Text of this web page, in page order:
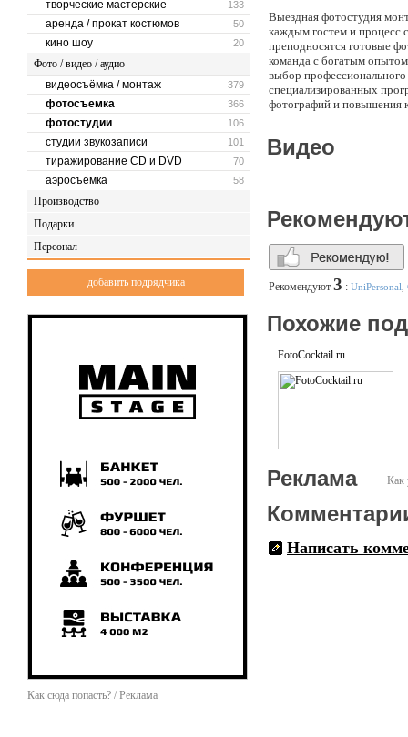
133
творческие мастерские
50
аренда / прокат костюмов
20
кино шоу
Фото / видео / аудио
379
видеосъёмка / монтаж
366
фотосъемка
106
фотостудии
101
студии звукозаписи
70
тиражирование CD и DVD
58
аэросъемка
Производство
Подарки
Персонал
добавить подрядчика
Как сюда попасть? / Реклама
Выездная фотостудия
каждым гостем и процесс
преподносятся готовые
команда с богатым
выбор
специализированных
фотографий и повышения
материалами; в стиле
или стили.
Видео
Рекомендуют 3 : UniPersonal
Похожие
FotoCocktail.ru
Как
Реклама
Написать